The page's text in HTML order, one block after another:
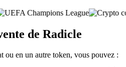
de Radicle
ou en un autre token, vous pouvez :